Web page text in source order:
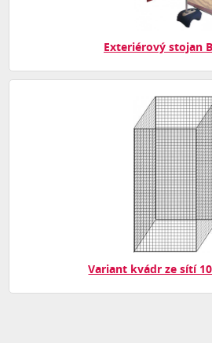
Exteriérový stojan
Variant kvádr ze sítí